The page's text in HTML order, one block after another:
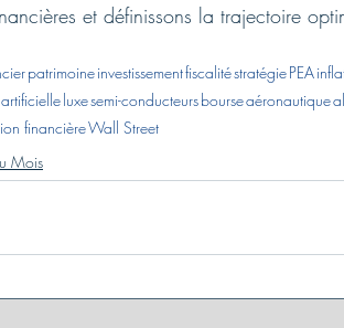
et définissons la trajectoire
patrimoineinvestissementfiscalitéstratégiePEA
luxesemi-conducteursbourseaéronautique
financièreWall Street
Mois